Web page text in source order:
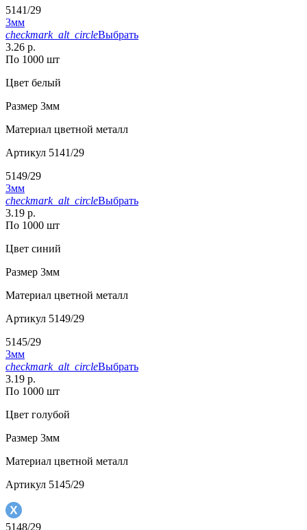
5141/29
3мм
checkmark_alt_circleВыбрать
3.26 р.
По 1000 шт
Цвет белый
Размер 3мм
Материал цветной металл
Артикул 5141/29
5149/29
3мм
checkmark_alt_circleВыбрать
3.19 р.
По 1000 шт
Цвет синий
Размер 3мм
Материал цветной металл
Артикул 5149/29
5145/29
3мм
checkmark_alt_circleВыбрать
3.19 р.
По 1000 шт
Цвет голубой
Размер 3мм
Материал цветной металл
Артикул 5145/29
5148/29